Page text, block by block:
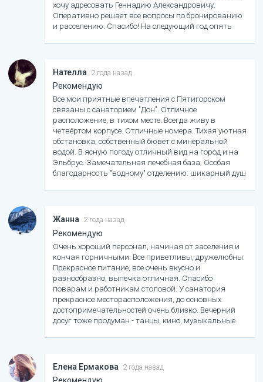
хочу адресовать Геннадию Александровичу.
Оперативно решает все вопросы по бронированию
и расселению. Спасибо! На следующий год опять
Нателла 2 года назад
Рекомендую
Все мои приятные впечатления с Пятигорском
связаны с санаторием "Дон". Отличное
расположение, в тихом месте. Всегда живу в
четвёртом корпусе. Отличные номера. Тихая уютная
обстановка, собственный бювет с минеральной
водой. В ясную погоду отличный вид на город и на
Эльбрус. Замечательная лечебная база. Особая
благодарность "водному" отделению: шикарный душ
Цветника, Провала, фуникулёра. Любимый
Жанна 2 года назад
Рекомендую
Очень хороший персонал, начиная от заселения и
кончая горничными. Все приветливы, дружелюбны.
Прекрасное питание, все очень вкусно и
разнообразно, выпечка отличная. Спасибо
поварам и работникам столовой. У санатория
прекрасное месторасположения, до основных
достопримечательностей очень близко. Вечерний
досуг тоже продуман - танцы, кино, музыкальные
Елена Ермакова 2 года назад
Рекомендую